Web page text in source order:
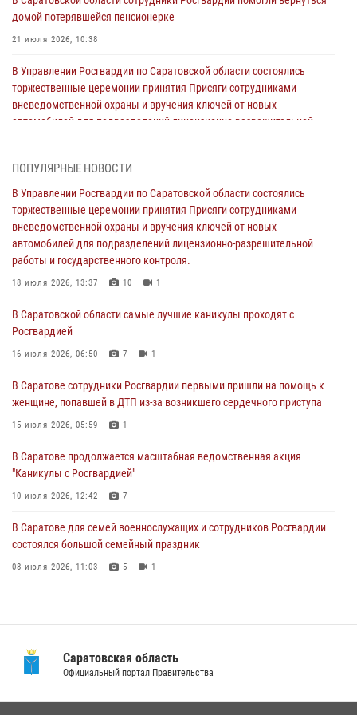
домой потерявшейся пенсионерке
21 июля 2026, 10:38
В Управлении Росгвардии по Саратовской области состоялись
торжественные церемонии принятия Присяги сотрудниками
вневедомственной охраны и вручения ключей от новых
автомобилей для подразделений лицензионно-разрешительной
В Саратовской области самые лучшие каникулы проходят с
Росгвардией
16 июля 2026, 06:50 7 1
В Саратове сотрудники Росгвардии первыми пришли на помощь к
женщине, попавшей в ДТП из-за возникшего сердечного приступа
В Саратове продолжается масштабная ведомственная акция
"Каникулы с Росгвардией"
В Саратовской области при содействии спецназа Росгвардии
задержан подозреваемый в незаконном обороте наркотиков
В Саратове для семей военнослужащих и сотрудников Росгвардии
состоялся большой семейный праздник
ПОПУЛЯРНЫЕ НОВОСТИ
В Управлении Росгвардии по Саратовской области состоялись
торжественные церемонии принятия Присяги сотрудниками
вневедомственной охраны и вручения ключей от новых
автомобилей для подразделений лицензионно-разрешительной
работы и государственного контроля.
18 июля 2026, 13:37 10 1
В Саратовской области самые лучшие каникулы проходят с
Росгвардией
16 июля 2026, 06:50 7 1
В Саратове сотрудники Росгвардии первыми пришли на помощь к
женщине, попавшей в ДТП из-за возникшего сердечного приступа
15 июля 2026, 05:59 1
В Саратове продолжается масштабная ведомственная акция
"Каникулы с Росгвардией"
10 июля 2026, 12:42 7
В Саратове для семей военнослужащих и сотрудников Росгвардии
состоялся большой семейный праздник
08 июля 2026, 11:03 5 1
В Саратовской области при содействии спецназа Росгвардии
Саратовская область
Официальный портал Правительства